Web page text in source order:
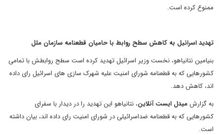
ممنوع کرده است.
تهدید اسرائیل به کاهش سطح روابط با حامیان قطعنامه سازمان ملل
بنیامین نتانیاهو، نخست وزیر اسرائیل تهدید کرده است سطح روابطش با تمامی
کشورهایی که به قطعنامه شورای امنیت علیه شهرک سازی های اسرائیل رای داده
اند، کاهش دهد.
به گزارشمیدل ایست آنلاین، نتانیاهو این تهدید را در دیدار با سفرای
کشورهایی که به قطعنامه ضداسرائیلی در شورای امنیت رای داده اند، بیان داشته
است.